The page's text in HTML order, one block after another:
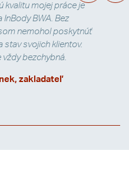
kvalitu mojej práce je
BWA. Bez
nemohol poskytnúť
stav svojich klientov.
bezchybná.
zakladateľ